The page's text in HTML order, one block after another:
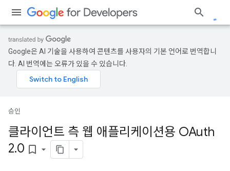
Google은 AI 기술을 사용하여 콘텐츠를 사용자의 기본 언어로 번역합니
다. AI 번역에는 오류가 있을 수 있습니다.
승인
클라이언트 측 웹 애플리케이션용 OAuth
2.0 bookmark_border